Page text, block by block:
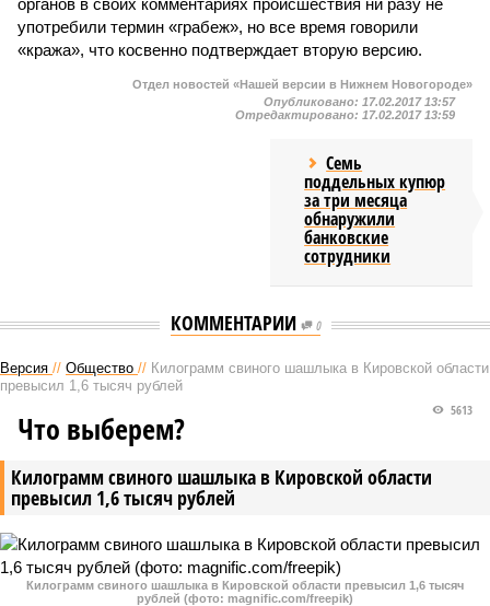
органов в своих комментариях происшествия ни разу не
употребили термин «грабеж», но все время говорили
«кража», что косвенно подтверждает вторую версию.
Отдел новостей «Нашей версии в Нижнем Новогороде»
Опубликовано: 17.02.2017 13:57
Отредактировано: 17.02.2017 13:59
Семь
поддельных купюр
за три месяца
обнаружили
банковские
сотрудники
КОММЕНТАРИИ 0
Версия // Общество // Килограмм свиного шашлыка в Кировской области
превысил 1,6 тысяч рублей
Килограмм свиного шашлыка в Кировской области
превысил 1,6 тысяч рублей
5613
Что выберем?
Килограмм свиного шашлыка в Кировской области превысил 1,6 тысяч
рублей (фото: magnific.com/freepik)